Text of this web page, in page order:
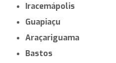
Iracemápolis
Guapiaçu
Araçariguama
Bastos